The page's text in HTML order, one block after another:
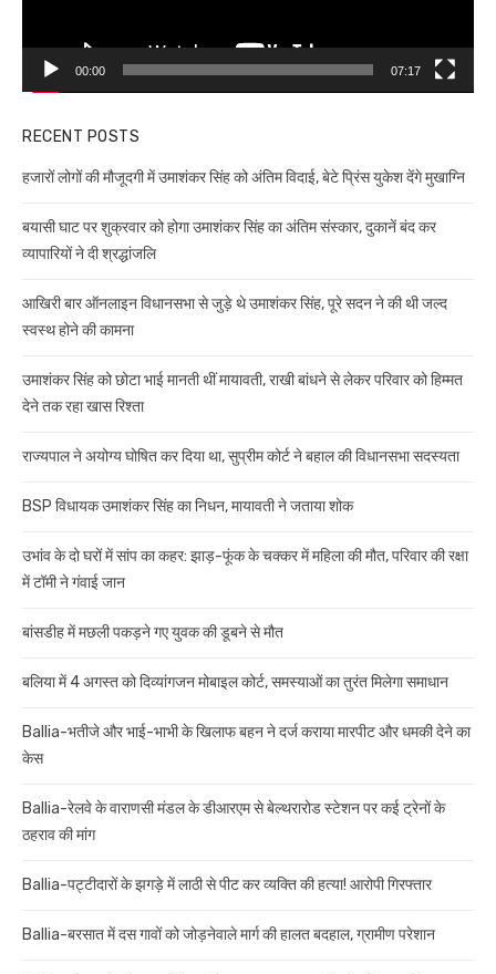
00:00 07:17
RECENT POSTS
हजारों लोगों की मौजूदगी में उमाशंकर सिंह को अंतिम विदाई, बेटे प्रिंस युकेश देंगे मुखाग्नि
बयासी घाट पर शुक्रवार को होगा उमाशंकर सिंह का अंतिम संस्कार, दुकानें बंद कर
व्यापारियों ने दी श्रद्धांजलि
आखिरी बार ऑनलाइन विधानसभा से जुड़े थे उमाशंकर सिंह, पूरे सदन ने की थी जल्द
स्वस्थ होने की कामना
उमाशंकर सिंह को छोटा भाई मानती थीं मायावती, राखी बांधने से लेकर परिवार को हिम्मत
देने तक रहा खास रिश्ता
राज्यपाल ने अयोग्य घोषित कर दिया था, सुप्रीम कोर्ट ने बहाल की विधानसभा सदस्यता
BSP विधायक उमाशंकर सिंह का निधन, मायावती ने जताया शोक
उभांव के दो घरों में सांप का कहर: झाड़-फूंक के चक्कर में महिला की मौत, परिवार की रक्षा
में टॉमी ने गंवाई जान
बांसडीह में मछली पकड़ने गए युवक की डूबने से मौत
बलिया में 4 अगस्त को दिव्यांगजन मोबाइल कोर्ट, समस्याओं का तुरंत मिलेगा समाधान
Ballia-भतीजे और भाई-भाभी के खिलाफ बहन ने दर्ज कराया मारपीट और धमकी देने का
केस
Ballia-रेलवे के वाराणसी मंडल के डीआरएम से बेल्थरारोड स्टेशन पर कई ट्रेनों के
ठहराव की मांग
Ballia-पट्टीदारों के झगड़े में लाठी से पीट कर व्यक्ति की हत्या! आरोपी गिरफ्तार
Ballia-बरसात में दस गावों को जोड़नेवाले मार्ग की हालत बदहाल, ग्रामीण परेशान